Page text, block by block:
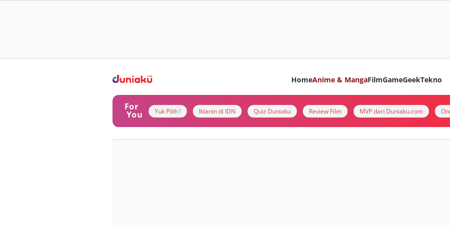
HomeAnime & MangaFilmGameGeekTekno
For
You Yuk Pilih ! Iklanin di IDN Quiz Duniaku Review Film MVP dari Duniaku.com